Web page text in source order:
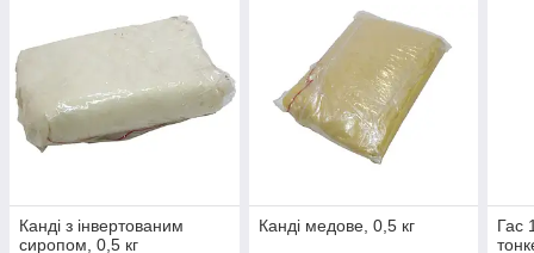
Канді з інвертованим
сиропом, 0,5 кг
Канді медове, 0,5 кг
Гас